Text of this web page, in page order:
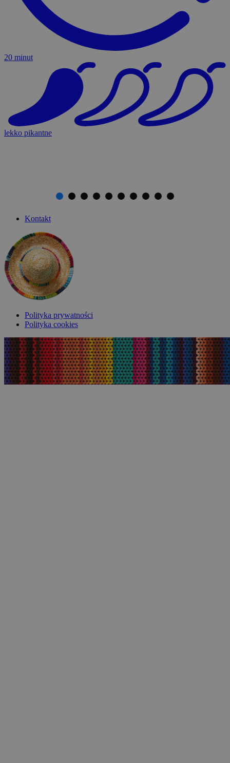
20 minut
lekko pikantne
Kontakt
Polityka prywatności
Polityka cookies